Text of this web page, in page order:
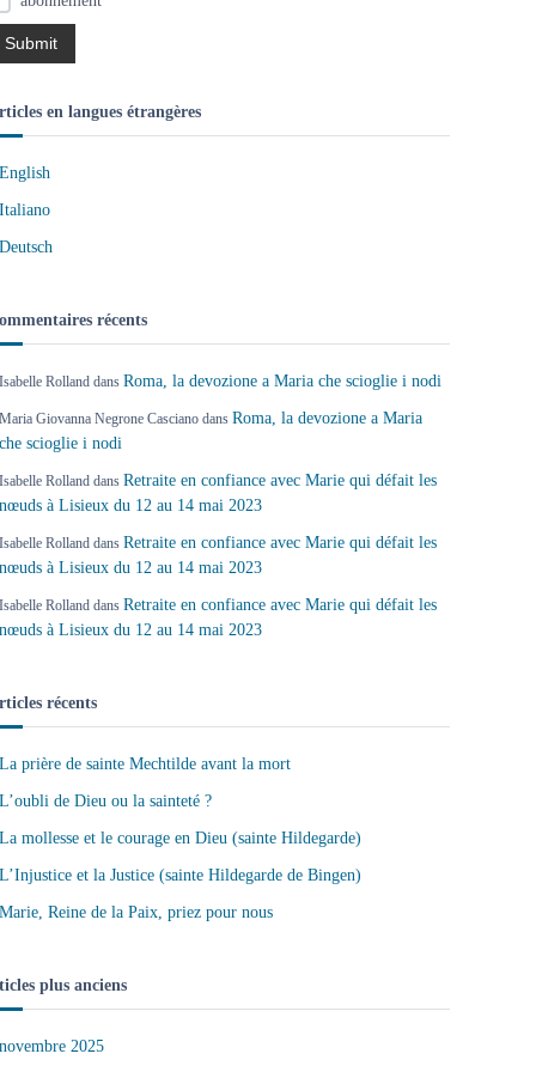
en langues étrangères
English
Italiano
Deutsch
récents
Isabelle Rolland dansRoma, la devozione a Maria che scioglie i nodi
Maria Giovanna Negrone Casciano dansRoma, la devozione a Maria
che scioglie i nodi
Isabelle Rolland dansRetraite en confiance avec Marie qui défait les
nœuds à Lisieux du 12 au 14 mai 2023
Isabelle Rolland dansRetraite en confiance avec Marie qui défait les
nœuds à Lisieux du 12 au 14 mai 2023
Isabelle Rolland dansRetraite en confiance avec Marie qui défait les
nœuds à Lisieux du 12 au 14 mai 2023
récents
La prière de sainte Mechtilde avant la mort
L’oubli de Dieu ou la sainteté ?
La mollesse et le courage en Dieu (sainte Hildegarde)
L’Injustice et la Justice (sainte Hildegarde de Bingen)
Marie, Reine de la Paix, priez pour nous
plus anciens
novembre 2025